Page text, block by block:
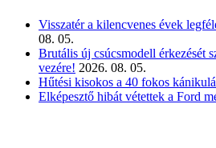
Visszatér a kilencvenes évek
08. 05.
Brutális új csúcsmodell érkezését
vezére! 2026. 08. 05.
Hűtési kisokos a 40 fokos
Elképesztő hibát vétettek a Ford